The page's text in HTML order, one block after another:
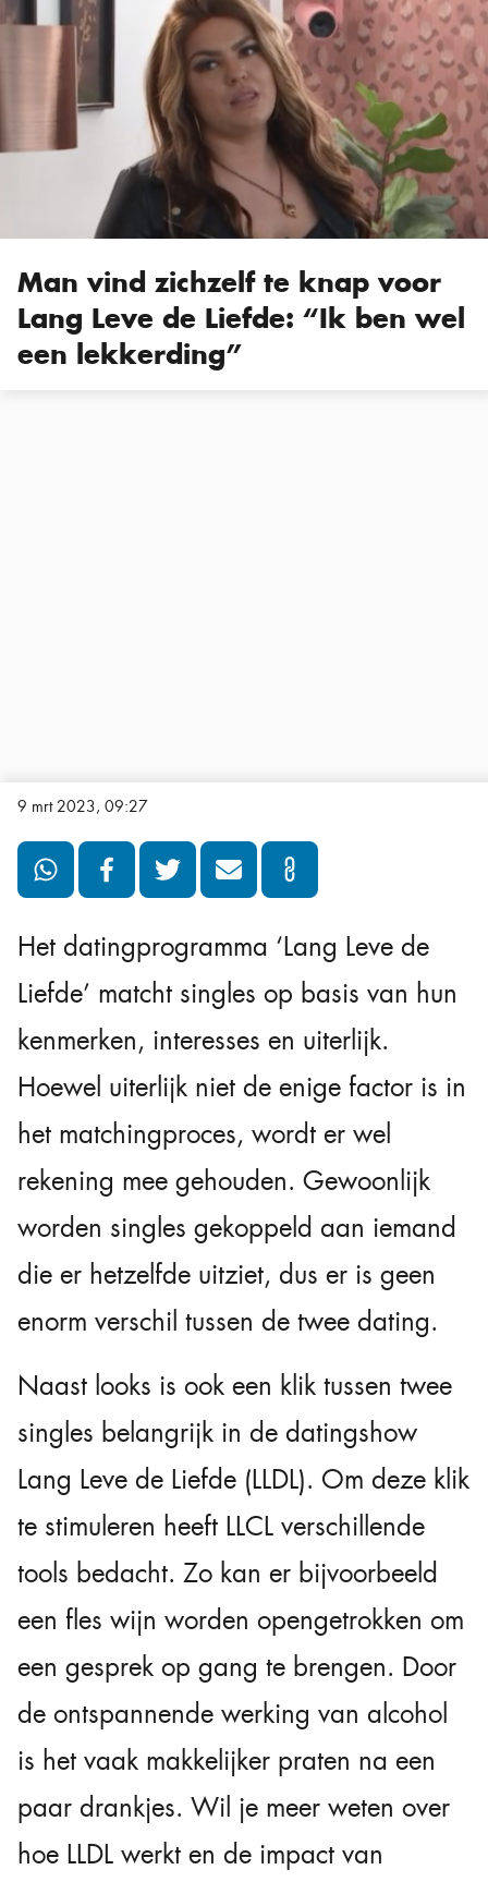
Man vind zichzelf te knap voor
Lang Leve de Liefde: “Ik ben wel
een lekkerding”
9 mrt 2023, 09:27
Het datingprogramma ‘Lang Leve de
Liefde’ matcht singles op basis van hun
kenmerken, interesses en uiterlijk.
Hoewel uiterlijk niet de enige factor is in
het matchingproces, wordt er wel
rekening mee gehouden. Gewoonlijk
worden singles gekoppeld aan iemand
die er hetzelfde uitziet, dus er is geen
enorm verschil tussen de twee dating.
Naast looks is ook een klik tussen twee
singles belangrijk in de datingshow
Lang Leve de Liefde (LLDL). Om deze klik
te stimuleren heeft LLCL verschillende
tools bedacht. Zo kan er bijvoorbeeld
een fles wijn worden opengetrokken om
een ​​gesprek op gang te brengen. Door
de ontspannende werking van alcohol
is het vaak makkelijker praten na een
paar drankjes. Wil je meer weten over
hoe LLDL werkt en de impact van